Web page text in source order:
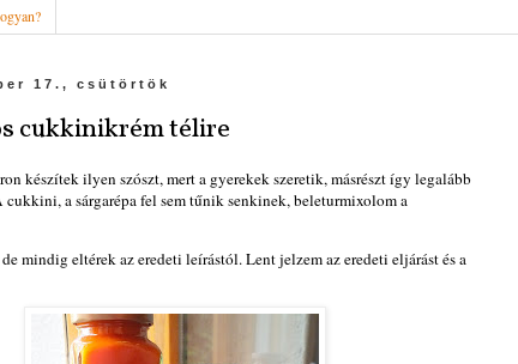
17., csütörtök
cukkinikrém télire
készítek ilyen szószt, mert a gyerekek szeretik, másrészt így legalább
a sárgarépa fel sem tűnik senkinek, beleturmixolom a
mindig eltérek az eredeti leírástól. Lent jelzem az eredeti eljárást és a